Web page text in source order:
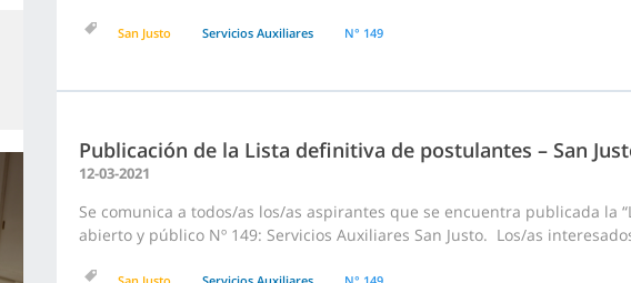
San Justo Servicios Auxiliares N° 149
Publicación de la Lista definitiva de postulantes – San
12-03-2021
Se comunica a todos/as los/as aspirantes que se encuentra publicada la
abierto y público Nº 149: Servicios Auxiliares San Justo. Los/as